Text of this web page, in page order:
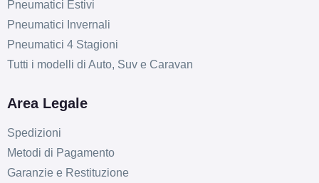
Pneumatici Estivi
Pneumatici Invernali
Pneumatici 4 Stagioni
Tutti i modelli di Auto, Suv e Caravan
Area Legale
Spedizioni
Metodi di Pagamento
Garanzie e Restituzione